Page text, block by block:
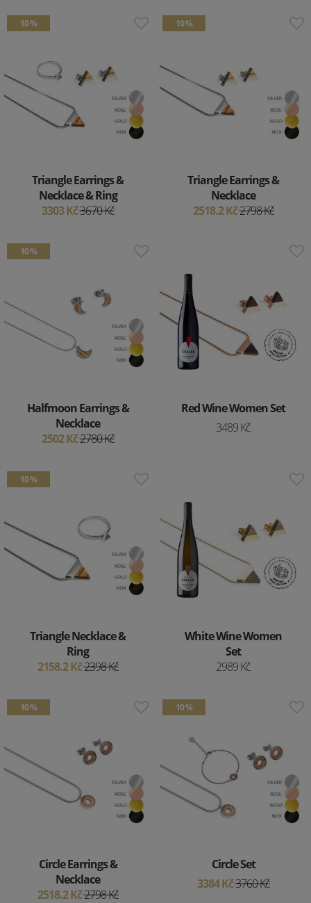
10 %
Triangle Earrings &
Necklace & Ring
3303 Kč3670 Kč
10 %
Triangle Earrings &
Necklace
2518.2 Kč2798 Kč
10 %
Halfmoon Earrings &
Necklace
2502 Kč2780 Kč
Red Wine Women Set
3489 Kč
10 %
Triangle Necklace &
Ring
2158.2 Kč2398 Kč
White Wine Women
Set
2989 Kč
10 %
Circle Earrings &
Necklace
2518.2 Kč2798 Kč
10 %
Circle Set
3384 Kč3760 Kč